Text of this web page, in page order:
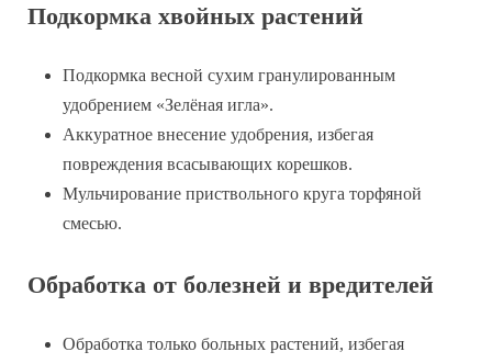
Подкормка хвойных растений
Подкормка весной сухим гранулированным
удобрением «Зелёная игла».
Аккуратное внесение удобрения, избегая
повреждения всасывающих корешков.
Мульчирование приствольного круга торфяной
смесью.
Обработка от болезней и вредителей
Обработка только больных растений, избегая